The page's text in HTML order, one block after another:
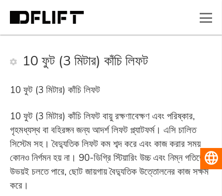
10 ফুট (3 মিটার) কাঁচি লিফট
10 ফুট (3 মিটার) কাঁচি লিফট
10 ফুট (3 মিটার) কাঁচি লিফট বায়ু রক্ষণাবেক্ষণ এবং পরিষ্কার,
গৃহমধ্যস্থ বা বহিরঙ্গন জন্য আদর্শ লিফট প্ল্যাটফর্ম। এসি চালিত
সিস্টেম সহ। বৈদ্যুতিক লিফট কম শব্দ করে এবং কাজ করার সময়
কোনও নির্গমন হয় না। 90-ডিগ্রি স্টিয়ারিং উচ্চ এবং নিম্ন গতিতে
উভয়ই চলতে পারে, ছোট জায়গায় বৈদ্যুতিক উত্তোলনের কাজ সক্ষম
করে।
বাংলা